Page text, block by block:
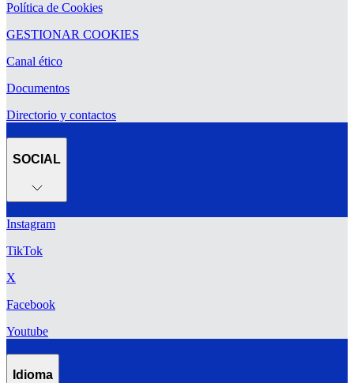
Política de Cookies
GESTIONAR COOKIES
Canal ético
Documentos
Directorio y contactos
SOCIAL
Instagram
TikTok
X
Facebook
Youtube
Idioma